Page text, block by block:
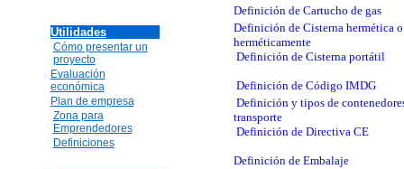
Utilidades
Cómo presentar un
proyecto
Evaluación
económica
Plan de empresa
Zona para
Emprendedores
Definiciones
Definición de Cartucho de gas
Definición de Cisterna hermética o
herméticamente
Definición de Cisterna portátil
Definición de Código IMDG
Definición y tipos de
transporte
Definición de Directiva CE
Definición de Embalaje